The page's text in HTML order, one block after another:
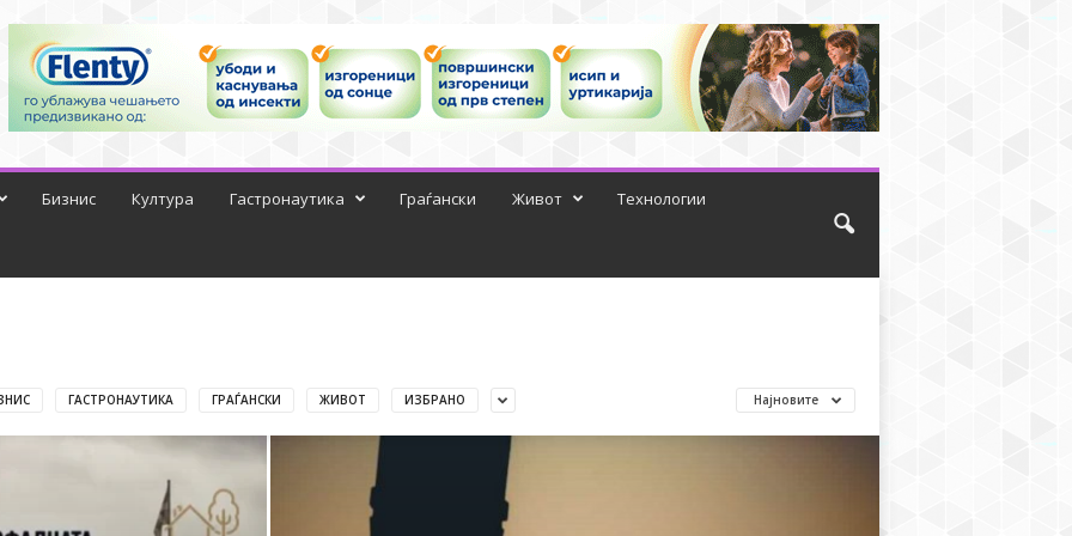
Бизнис Култура Гастронаутика Граѓански Живот Технологии
ГАСТРОНАУТИКА ГРАЃАНСКИ ЖИВОТ ИЗБРАНО Најновите